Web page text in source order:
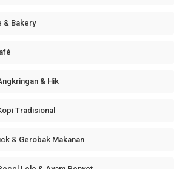
& Bakery
& Hik
Tradisional
& Gerobak Makanan